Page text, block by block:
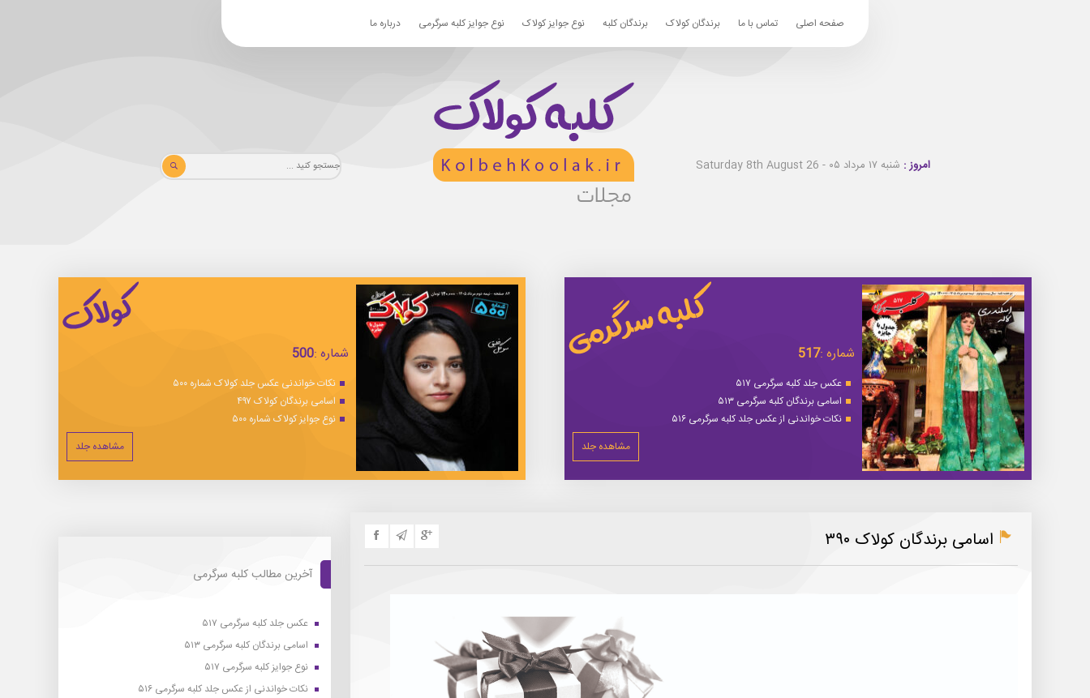
صفحه اصلی تماس با ما برندگان کولاک برندگان کلبه نوع جوایز کولاک نوع جوایز کلبه سرگرمی درباره ما
امروز : شنبه ۱۷ مرداد ۰۵ - Saturday 8th August 26
شماره :517
عکس جلد کلبه سرگرمی ۵۱۷
اسامی برندگان کلبه سرگرمی ۵۱۳
نکات خواندنی از عکس جلد کلبه سرگرمی ۵۱۶
مشاهده جلد
شماره :500
نکات خواندنی عکس جلد کولاک شماره ۵۰۰
اسامی برندگان کولاک ۴۹۷
نوع جوایز کولاک شماره ۵۰۰
مشاهده جلد
اسامی برندگان کولاک ۳۹۰
آخرین مطالب کلبه سرگرمی
عکس جلد کلبه سرگرمی ۵۱۷
اسامی برندگان کلبه سرگرمی ۵۱۳
نوع جوایز کلبه سرگرمی ۵۱۷
نکات خواندنی از عکس جلد کلبه سرگرمی ۵۱۶